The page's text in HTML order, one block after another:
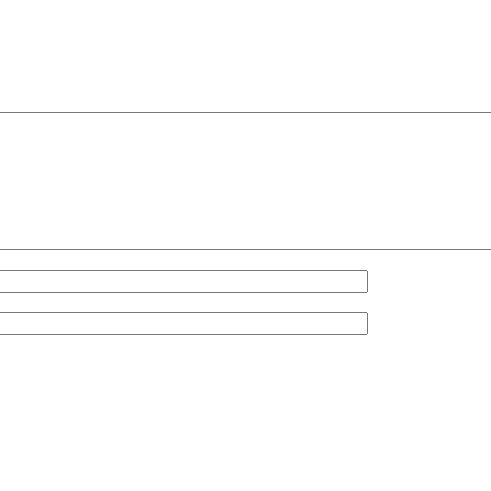
ब्लग